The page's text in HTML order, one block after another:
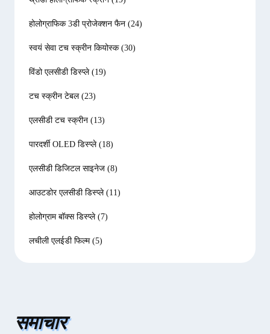
होलोग्राफिक 3डी प्रोजेक्शन फैन (24)
स्वयं सेवा टच स्क्रीन कियोस्क (30)
विंडो एलसीडी डिस्प्ले (19)
टच स्क्रीन टेबल (23)
एलसीडी टच स्क्रीन (13)
पारदर्शी OLED डिस्प्ले (18)
एलसीडी डिजिटल साइनेज (8)
आउटडोर एलसीडी डिस्प्ले (11)
होलोग्राम बॉक्स डिस्प्ले (7)
लचीली एलईडी फिल्म (5)
समाचार